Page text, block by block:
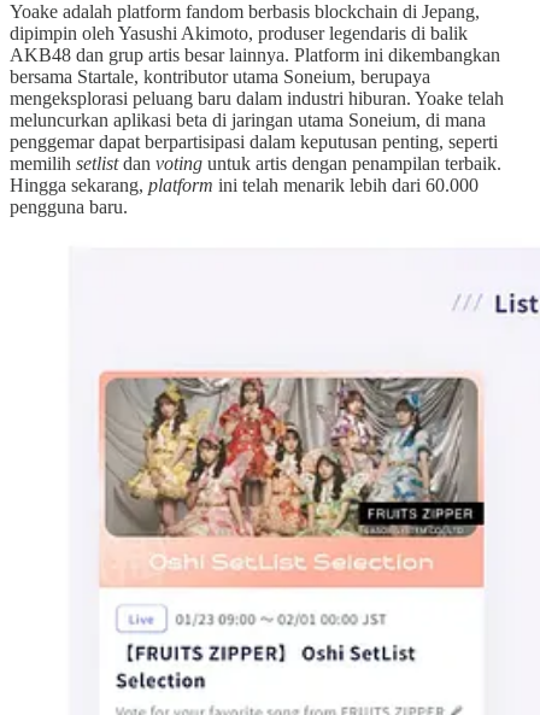
Yoake adalah platform fandom berbasis blockchain di Jepang,
dipimpin oleh Yasushi Akimoto, produser legendaris di balik
AKB48 dan grup artis besar lainnya. Platform ini dikembangkan
bersama Startale, kontributor utama Soneium, berupaya
mengeksplorasi peluang baru dalam industri hiburan. Yoake telah
meluncurkan aplikasi beta di jaringan utama Soneium, di mana
penggemar dapat berpartisipasi dalam keputusan penting, seperti
memilih setlistdan voting untuk artis dengan penampilan terbaik.
Hingga sekarang, platform ini telah menarik lebih dari 60.000
pengguna baru.